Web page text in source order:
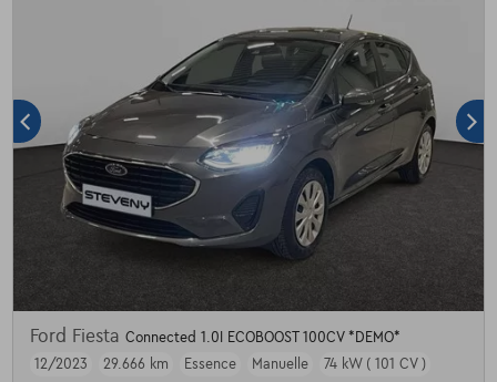
Ford Fiesta Connected 1.0I ECOBOOST 100CV *DEMO*
12/2023
29.666 km Essence Manuelle 74 kW ( 101 CV )